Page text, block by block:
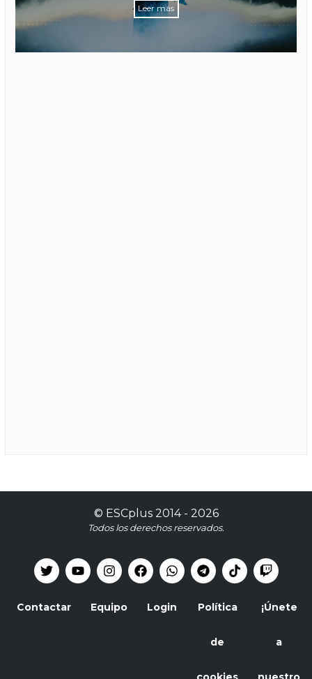
Leer más
© ESCplus2014 - 2026
Todos los derechos reservados.
Contactar Equipo Login Política
de
¡Únete
a